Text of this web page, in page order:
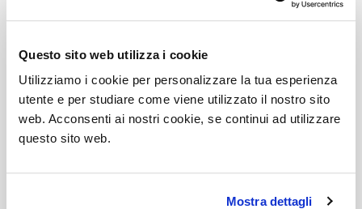
Questo sito web utilizza i cookie
Utilizziamo i cookie per personalizzare la tua esperienza
utente e per studiare come viene utilizzato il nostro sito
web. Acconsenti ai nostri cookie, se continui ad utilizzare
questo sito web.
Mostra dettagli
FEEL THE ROOM
lo studio di architettura 967Arch
una rilettura del contesto con codici ed atmosfere
inedite, in contrapposizione con la geometria
ortogonale della scatola espositiva. Un allestimento
scenografico tra architetture teatrali e i prodotti
propria dell’evento milanese. Un percorso di scoperte e
soste che coinvolge il pubblico attraverso la